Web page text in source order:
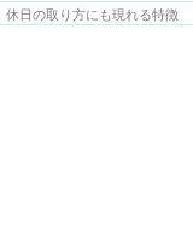
休日の取り方にも現れる特徴